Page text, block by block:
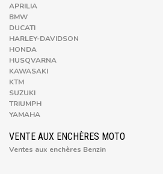
APRILIA
BMW
DUCATI
HARLEY-DAVIDSON
HONDA
HUSQVARNA
KAWASAKI
KTM
SUZUKI
TRIUMPH
YAMAHA
VENTE AUX ENCHÈRES MOTO
Ventes aux enchères Benzin